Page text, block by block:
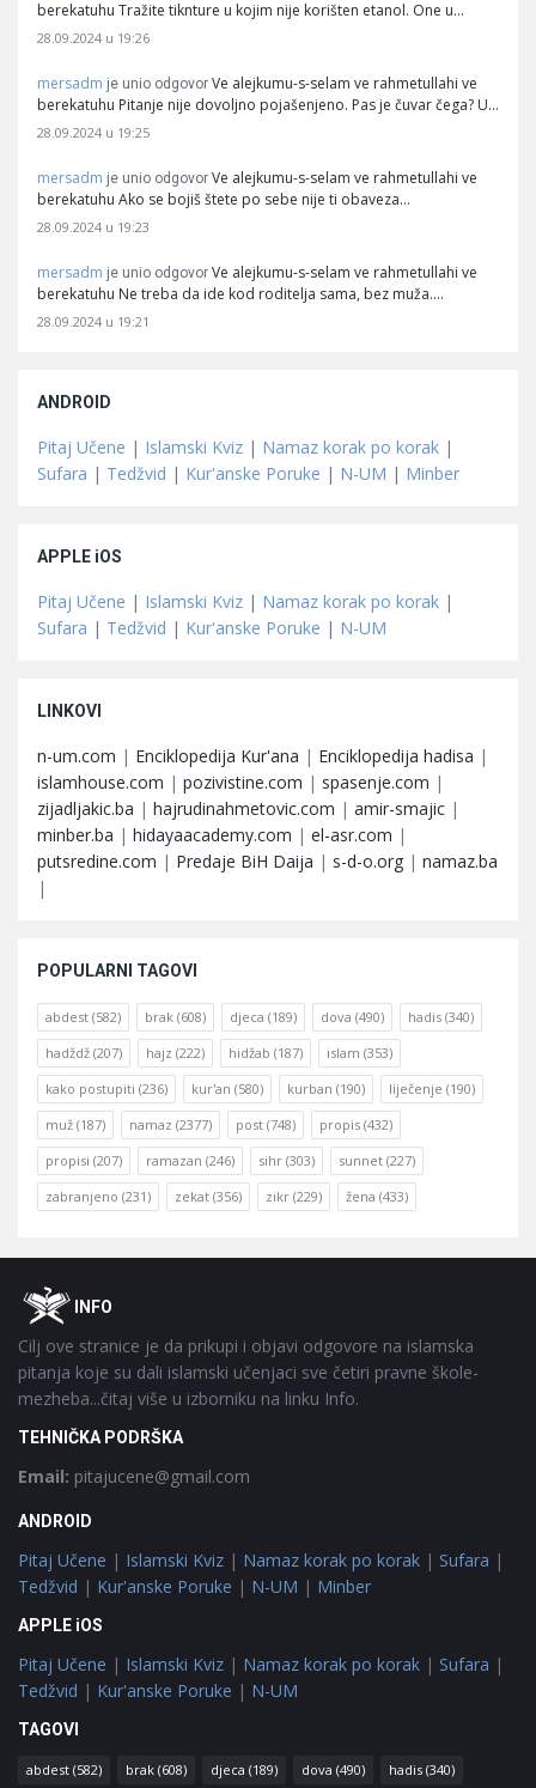
berekatuhu Tražite tiknture u kojim nije korišten etanol. One u…
28.09.2024 u 19:26
mersadm je unio odgovor Ve alejkumu-s-selam ve rahmetullahi ve
berekatuhu Pitanje nije dovoljno pojašenjeno. Pas je čuvar čega? U…
28.09.2024 u 19:25
mersadm je unio odgovor Ve alejkumu-s-selam ve rahmetullahi ve
berekatuhu Ako se bojiš štete po sebe nije ti obaveza…
28.09.2024 u 19:23
mersadm je unio odgovor Ve alejkumu-s-selam ve rahmetullahi ve
berekatuhu Ne treba da ide kod roditelja sama, bez muža.…
28.09.2024 u 19:21
ANDROID
Pitaj Učene | Islamski Kviz | Namaz korak po korak |
Sufara | Tedžvid | Kur'anske Poruke | N-UM | Minber
APPLE iOS
Pitaj Učene | Islamski Kviz | Namaz korak po korak |
Sufara | Tedžvid | Kur'anske Poruke | N-UM
LINKOVI
n-um.com | Enciklopedija Kur'ana | Enciklopedija hadisa |
islamhouse.com | pozivistine.com | spasenje.com |
zijadljakic.ba | hajrudinahmetovic.com | amir-smajic |
minber.ba | hidayaacademy.com | el-asr.com |
putsredine.com | Predaje BiH Daija | s-d-o.org | namaz.ba
|
POPULARNI TAGOVI
abdest (582) brak (608) djeca (189) dova (490) hadis (340)
hadždž (207) hajz (222) hidžab (187) islam (353)
kako postupiti (236) kur'an (580) kurban (190) liječenje (190)
muž (187) namaz (2377) post (748) propis (432)
propisi (207) ramazan (246) sihr (303) sunnet (227)
zabranjeno (231) zekat (356) zikr (229) žena (433)
FooterOINFO
Cilj ove stranice je da prikupi i objavi odgovore na islamska
pitanja koje su dali islamski učenjaci sve četiri pravne škole-
mezheba...čitaj više u izborniku na linku Info.
TEHNIČKA PODRŠKA
Email: pitajucene@gmail.com
ANDROID
Pitaj Učene | Islamski Kviz | Namaz korak po korak | Sufara |
Tedžvid | Kur'anske Poruke | N-UM | Minber
APPLE iOS
Pitaj Učene | Islamski Kviz | Namaz korak po korak | Sufara |
Tedžvid | Kur'anske Poruke | N-UM
TAGOVI
abdest (582) brak (608) djeca (189) dova (490) hadis (340)